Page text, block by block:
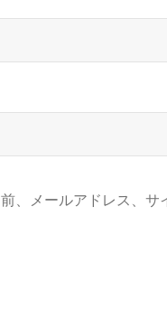
、メールアドレス、サ